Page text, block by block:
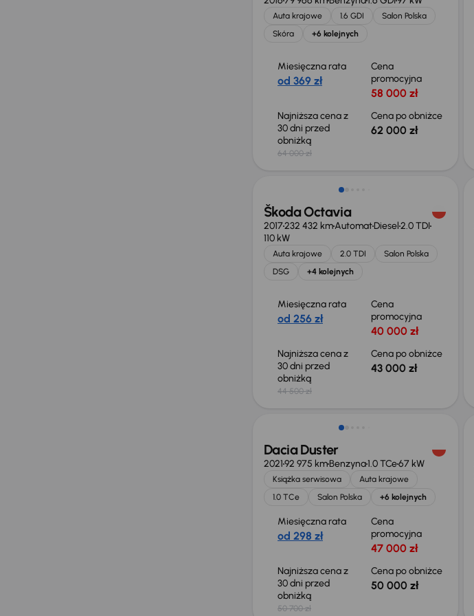
Auta krajowe 1.6 GDI
Salon Polska
Skóra
+6 kolejnych
Miesięczna rata
od 369 zł
Cena
promocyjna
58 000 zł
Najniższa cena z
30 dni przed
obniżką
64 000 zł
Cena po obniżce
62 000 zł
Taniej o 1 500 zł
Škoda Octavia
2017232 432 kmAutomatDiesel2.0 TDI
110 kW
Auta krajowe 2.0 TDI
Salon Polska
DSG
+4 kolejnych
Miesięczna rata
od 256 zł
Cena
promocyjna
40 000 zł
Najniższa cena z
30 dni przed
obniżką
44 500 zł
Cena po obniżce
43 000 zł
Taniej o 700 zł
Dacia Duster
202192 975 kmBenzyna1.0 TCe67 kW
Książka serwisowa
Auta krajowe
1.0 TCe
Salon Polska +6 kolejnych
Miesięczna rata
od 298 zł
Cena
promocyjna
47 000 zł
Najniższa cena z
30 dni przed
obniżką
50 700 zł
Cena po obniżce
50 000 zł